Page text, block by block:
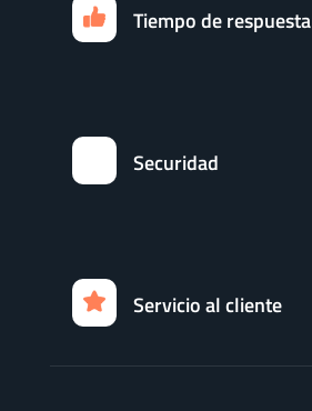
Tiempo de respuesta
Securidad
Servicio al cliente